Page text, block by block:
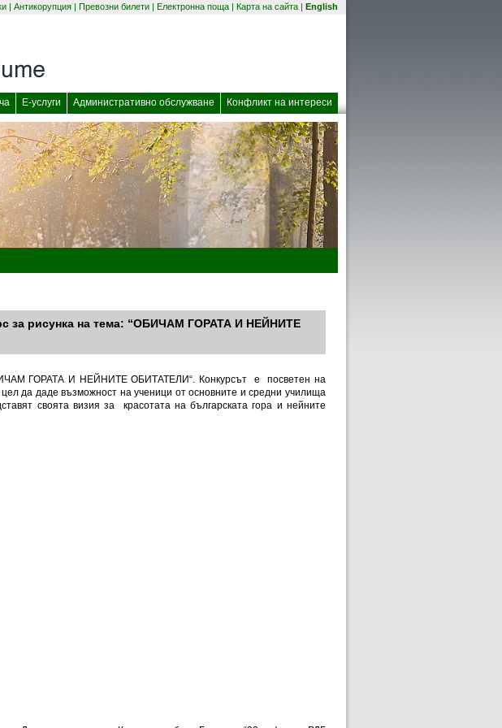
| Антикорупция | Превозни билети | Електронна поща (отваря се в нов прозорец)
| Карта на сайта | English
(отваря се в нов прозорец)
Е-услуги (отваря се в нов прозорец)
Административно обслужване Конфликт на интереси
за рисунка на тема: “ОБИЧАМ ГОРАТА И НЕЙНИТЕ
ГОРАТА И НЕЙНИТЕ ОБИТАТЕЛИ“. Конкурсът е посветен на
да даде възможност на ученици от основните и средни училища
своята визия за красотата на българската гора и нейните